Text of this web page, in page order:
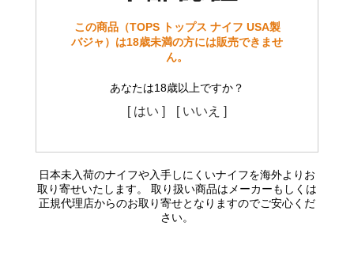
この商品（TOPS トップス ナイフ USA製
バジャ）は18歳未満の方には販売できませ
ん。
あなたは18歳以上ですか？
[ はい ] [ いいえ ]
日本未入荷のナイフや入手しにくいナイフを海外よりお
取り寄せいたします。 取り扱い商品はメーカーもしくは
正規代理店からのお取り寄せとなりますのでご安心くだ
さい。